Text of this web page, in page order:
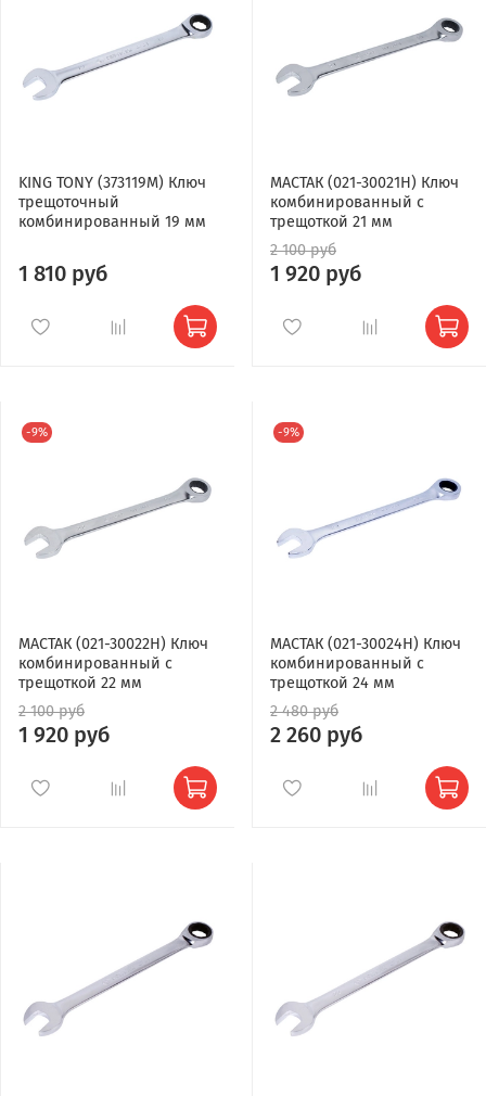
KING TONY (373119M) Ключ
трещоточный
комбинированный 19 мм
1 810 руб
МАСТАК (021-30021H) Ключ
комбинированный с
трещоткой 21 мм
2 100 руб
1 920 руб
-9%
МАСТАК (021-30022H) Ключ
комбинированный с
трещоткой 22 мм
2 100 руб
1 920 руб
-9%
МАСТАК (021-30024H) Ключ
комбинированный с
трещоткой 24 мм
2 480 руб
2 260 руб